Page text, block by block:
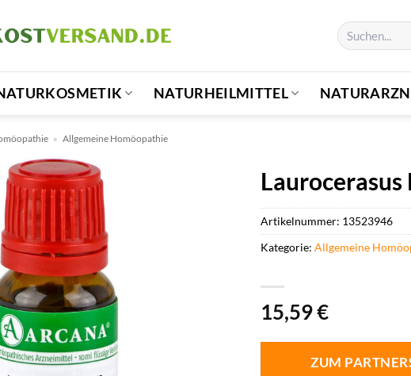
Suchen
nach:
NATURHEILMITTEL
» Allgemeine Homöopathie
15,59€
ZUM
Artikelnummer: 13523946
Kategorie: Allgemeine